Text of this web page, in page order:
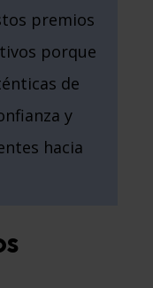
premios
porque
de
y
hacia